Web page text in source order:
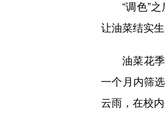
“调色”之后
让油菜结实
油菜花季也
一个月内筛
云雨，在校